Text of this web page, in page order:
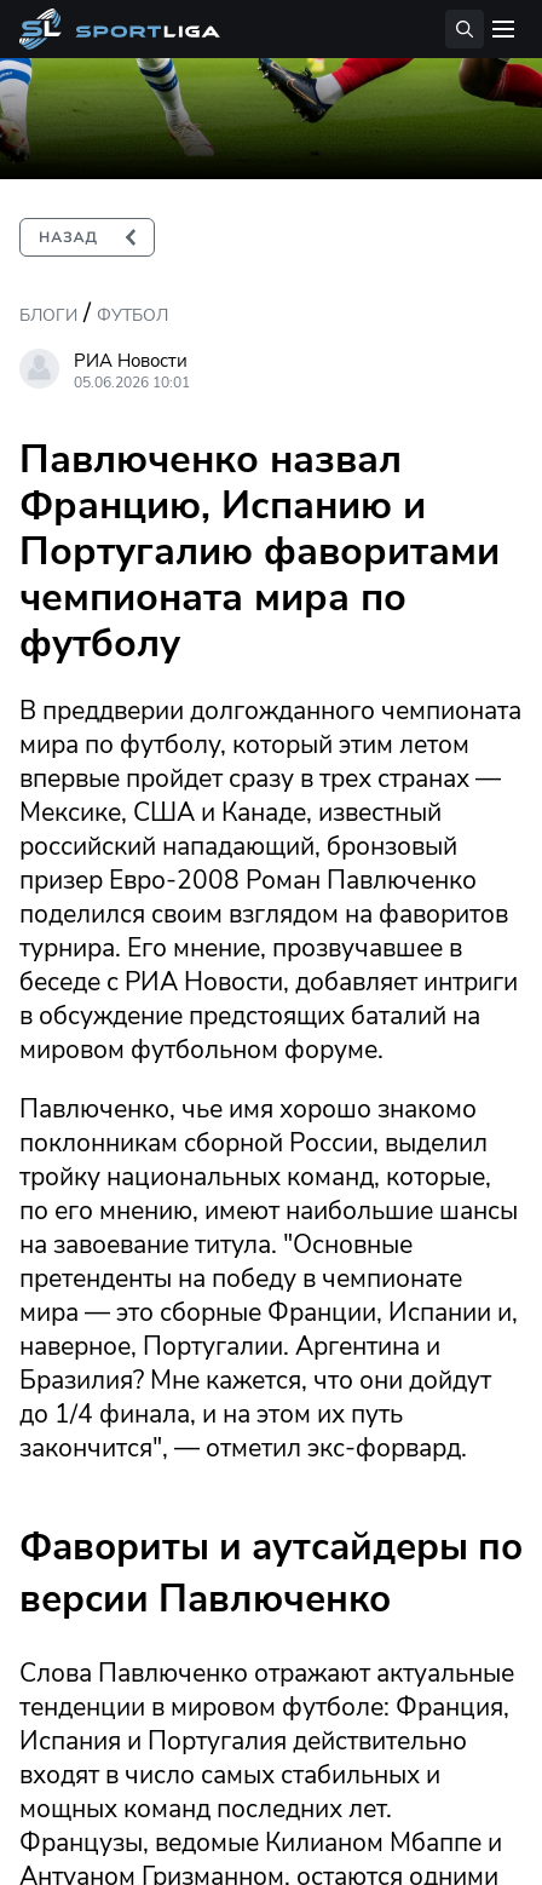
БЛОГИ / ФУТБОЛ
РИА Новости
05.06.2026 10:01
Павлюченко назвал
Францию, Испанию и
Португалию фаворитами
чемпионата мира по
футболу
В преддверии долгожданного чемпионата
мира по футболу, который этим летом
впервые пройдет сразу в трех странах —
Мексике, США и Канаде, известный
российский нападающий, бронзовый
призер Евро-2008 Роман Павлюченко
поделился своим взглядом на фаворитов
турнира. Его мнение, прозвучавшее в
беседе с РИА Новости, добавляет интриги
в обсуждение предстоящих баталий на
мировом футбольном форуме.
Павлюченко, чье имя хорошо знакомо
поклонникам сборной России, выделил
тройку национальных команд, которые,
по его мнению, имеют наибольшие шансы
на завоевание титула. "Основные
претенденты на победу в чемпионате
мира — это сборные Франции, Испании и,
наверное, Португалии. Аргентина и
Бразилия? Мне кажется, что они дойдут
до 1/4 финала, и на этом их путь
закончится", — отметил экс-форвард.
Фавориты и аутсайдеры по
версии Павлюченко
Слова Павлюченко отражают актуальные
тенденции в мировом футболе: Франция,
Испания и Португалия действительно
входят в число самых стабильных и
мощных команд последних лет.
Французы, ведомые Килианом Мбаппе и
Антуаном Гризманном, остаются одними